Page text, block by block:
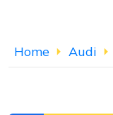
Home Audi